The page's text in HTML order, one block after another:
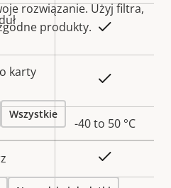
karty
-40 to 50 °C
rozwiązanie. Użyj filtra,
produkty.
Wszystkie